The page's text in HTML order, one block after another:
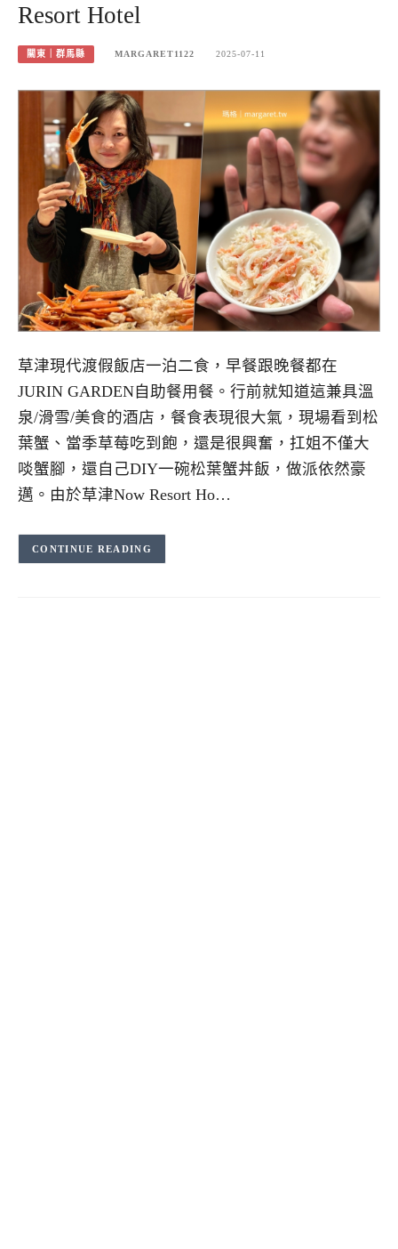
Resort Hotel
關東｜群馬縣 MARGARET1122 2025-07-11
草津現代渡假飯店一泊二食，早餐跟晚餐都在
JURIN GARDEN自助餐用餐。行前就知道這兼具溫
泉/滑雪/美食的酒店，餐食表現很大氣，現場看到松
葉蟹、當季草莓吃到飽，還是很興奮，扛姐不僅大
啖蟹腳，還自己DIY一碗松葉蟹丼飯，做派依然豪
邁。由於草津Now Resort Ho…
CONTINUE READING